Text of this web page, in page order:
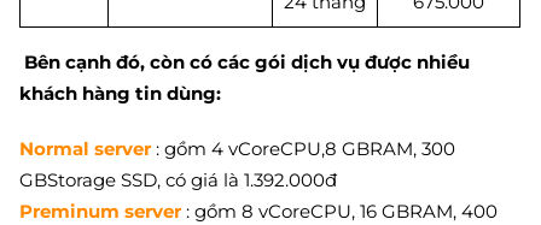
Bên cạnh đó, còn có các gói dịch vụ được nhiều
khách hàng tin dùng:
Normal server: gồm 4 vCoreCPU,8 GBRAM, 300
GBStorage SSD, có giá là 1.392.000đ
Preminum server: gồm 8 vCoreCPU, 16 GBRAM, 400